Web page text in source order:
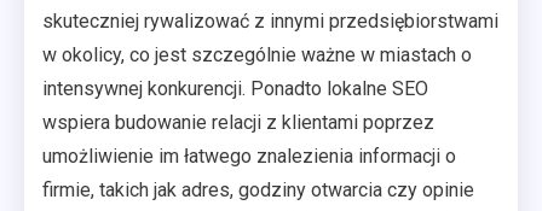
skuteczniej rywalizować z innymi przedsiębiorstwami
w okolicy, co jest szczególnie ważne w miastach o
intensywnej konkurencji. Ponadto lokalne SEO
wspiera budowanie relacji z klientami poprzez
umożliwienie im łatwego znalezienia informacji o
firmie, takich jak adres, godziny otwarcia czy opinie